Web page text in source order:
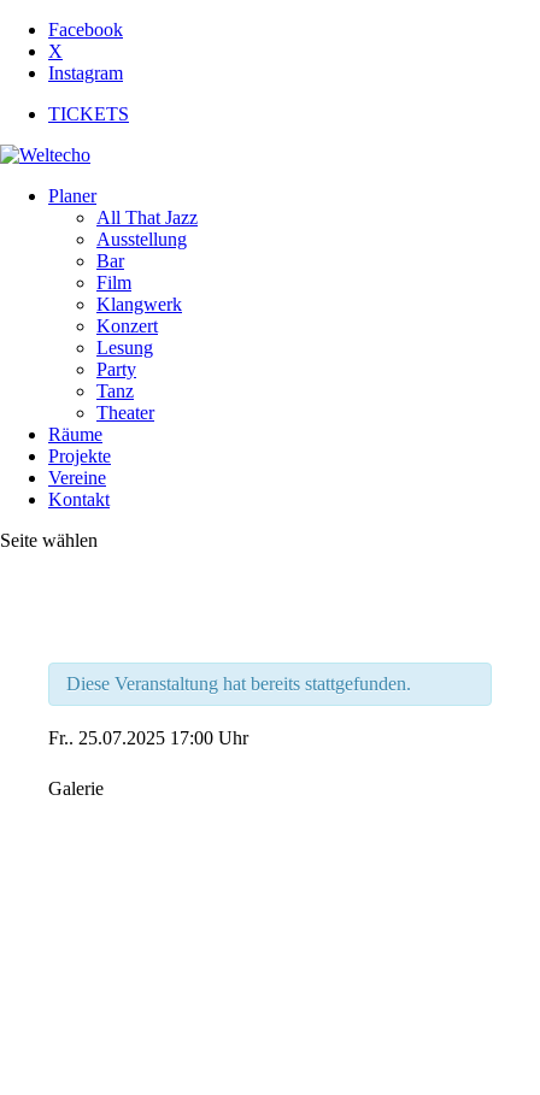
Facebook
X
Instagram
TICKETS
Planer
All That Jazz
Ausstellung
Bar
Film
Klangwerk
Konzert
Lesung
Party
Tanz
Theater
Räume
Projekte
Vereine
Kontakt
Seite wählen
Diese Veranstaltung hat bereits stattgefunden.
Fr.. 25.07.2025 17:00 Uhr
Galerie